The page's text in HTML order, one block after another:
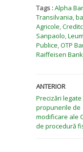
Tags :Alpha
Transilvania,
Agricole,
Sanpaolo,
Publice,OTP
Raiffeisen Bank
ANTERIOR
Precizări legate
propunerile de
modificare ale
de procedură